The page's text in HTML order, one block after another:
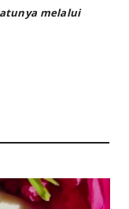
melalui